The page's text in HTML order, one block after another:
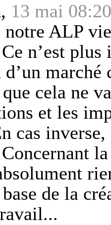
, 13 mai 08:20
ALP
n’est
cela ne
et les
cas
de la